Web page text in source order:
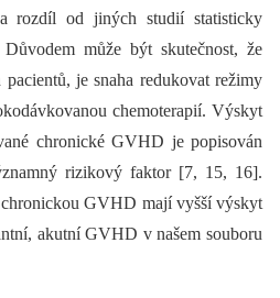
rozdíl od jiných studií statisticky
může být skutečnost, že
pacientů, je snaha redukovat režimy
chemoterapií. Výskyt
chronické GVHD je popisován
rizikový faktor [7, 15, 16].
chronickou GVHD mají vyšší výskyt
akutní GVHD v našem souboru